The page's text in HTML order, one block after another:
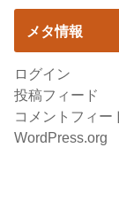
メタ情報
ログイン
投稿フィード
コメントフィー
WordPress.org